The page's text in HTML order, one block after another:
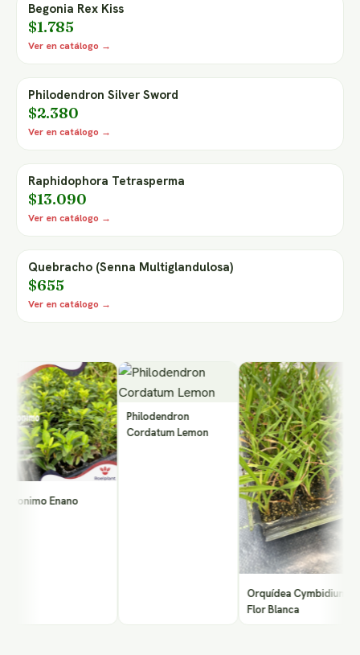
Begonia Rex Kiss
$1.785
Ver en catálogo →
Philodendron Silver Sword
$2.380
Ver en catálogo →
Raphidophora Tetrasperma
$13.090
Ver en catálogo →
Quebracho (Senna Multiglandulosa)
$655
Ver en catálogo →
Enano
Philodendron
Cordatum Lemon
Orquídea Cymbidium
Flor Blanca